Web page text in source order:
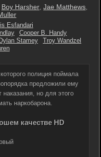
Boy Harsher Jae Matthews
Esfandari
Cooper B. Handy
Dylan Stamey
Troy Wandzel
полиция поймала
предложили ему
наказания, но для этого
наркобарона.
качестве HD